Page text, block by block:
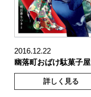
2016.12.22
幽落町おばけ駄菓子屋
詳しく見る